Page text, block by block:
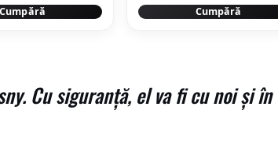
Cumpără Cumpără
Cu siguranță, el va fi cu noi și în